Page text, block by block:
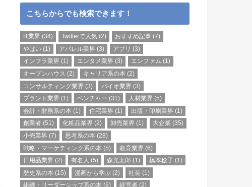
こちらからでも検索できます！
IT業界 (34) Twitterで人気 (2) おすすめ記事 (7)
やばい (1) アパレル業界 (3) アプリ (3)
インフラ業界 (1) エンタメ業界 (3) エンファム (1)
オープンハウス (2) キャリア系の本 (2)
コンサルティング業界 (3) バイオ業界 (3)
プラント業界 (1) ベンチャー (31) 人材業界 (5)
会計・財務系の本 (1) 住宅業界 (1) 出版・印刷業界 (1)
創業者 (51) 化粧品業界 (2) 卸売業界 (1) 大企業 (35)
小売業界 (7) 思考系の本 (28)
戦略・マーケティング系の本 (5) 教育業界 (6)
日用品業界 (2) 有名人 (5) 森光太郎 (1) 橋本稔子(1)
歴史系の本 (15) 漫画から学ぶ (2) 社長 (1)
組織・リーダーシップ系の本 (6) 経営者 (2)